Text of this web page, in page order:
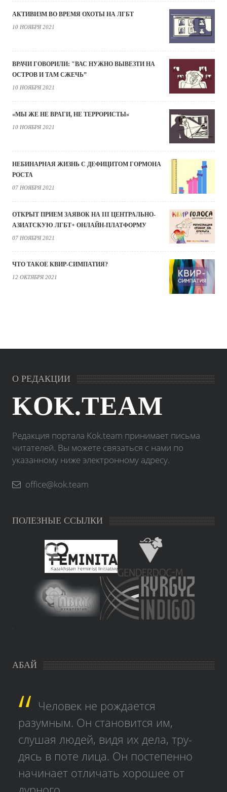
АКТИВИЗМ ВО ВРЕМЯ ОХОТЫ НА ЛГБТ
10 НОЯБРЯ 2021
ВРАЧИ ГОВОРИЛИ: "ВАС НУЖНО ВЫВЕЗТИ НА
ОСТРОВ И ТАМ СЖЕЧЬ”
10 НОЯБРЯ 2021
«МЫ ЖЕ НЕ ВРАГИ, НЕ ТЕРРОРИСТЫ»
10 НОЯБРЯ 2021
НЕБИНАРНАЯ ЖИЗНЬ С ДЕФИЦИТОМ ГОРМОНА
РОСТА
07 НОЯБРЯ 2021
ОТКРЫТ ПРИЕМ ЗАЯВОК НА III ЦЕНТРАЛЬНО-
АЗИАТСКУЮ ЛГБТ+ ОНЛАЙН-ПЛАТФОРМУ
07 НОЯБРЯ 2021
ЧТО ТАКОЕ КВИР-СИМПАТИЯ?
12 ОКТЯБРЯ 2021
О РЕДАКЦИИ
KOK.TEAM
Редакция портала Kok.team принимает письма
читателей. Вы можете связаться с нами по
указанному ниже электронному адресу.
office@kok.team
ПОЛЕЗНЫЕ ССЫЛКИ
АБАЙ
Человек не рождается
разумным. Он становится им,
слушая людей, видя их дела, тру­
дясь в поте лица. Он постепенно
начинает отличать хорошее от